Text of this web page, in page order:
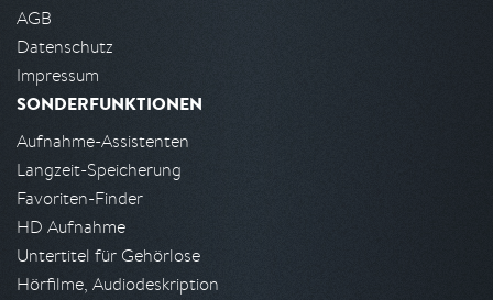
AGB
Datenschutz
Impressum
SONDERFUNKTIONEN
Aufnahme-Assistenten
Langzeit-Speicherung
Favoriten-Finder
HD Aufnahme
Untertitel für Gehörlose
Hörfilme, Audiodeskription